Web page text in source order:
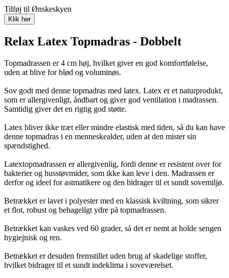
Tilføj til Ønskeskyen
Klik her
Relax Latex Topmadras - Dobbelt
Topmadrassen er 4 cm høj, hvilket giver en god komfortfølelse,
uden at blive for blød og voluminøs.
Sov godt med denne topmadras med latex. Latex er et naturprodukt,
som er allergivenligt, åndbart og giver god ventilation i madrassen.
Samtidig giver det en rigtig god støtte.
Latex bliver ikke træt eller mindre elastisk med tiden, så du kan have
denne topmadras i en menneskealder, uden at den mister sin
spændstighed.
Latextopmadrassen er allergivenlig, fordi denne er resistent over for
bakterier og husstøvmider, som ikke kan leve i den. Madrassen er
derfor og ideel for astmatikere og den bidrager til et sundt sovemiljø.
Betrækket er lavet i polyester med en klassisk kviltning, som sikrer
et flot, robust og behageligt ydre på topmadrassen.
Betrækket kan vaskes ved 60 grader, så det er nemt at holde sengen
hygiejnisk og ren.
Betrækket er desuden fremstillet uden brug af skadelige stoffer,
hvilket bidrager til et sundt indeklima i soveværelset.